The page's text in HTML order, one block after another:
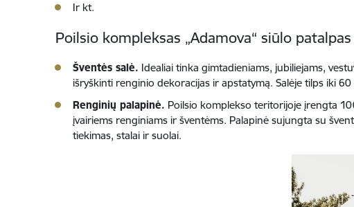
Ir kt.
Poilsio kompleksas „Adamova“ siūlo
Šventės salė. Idealiai tinka gimtadieniams, jubiliejams,
išryškinti renginio dekoracijas ir apstatymą. Salėje tilps iki
Renginių palapinė. Poilsio komplekso teritorijoje įrengta
įvairiems renginiams ir šventėms. Palapinė sujungta su
tiekimas, stalai ir suolai.